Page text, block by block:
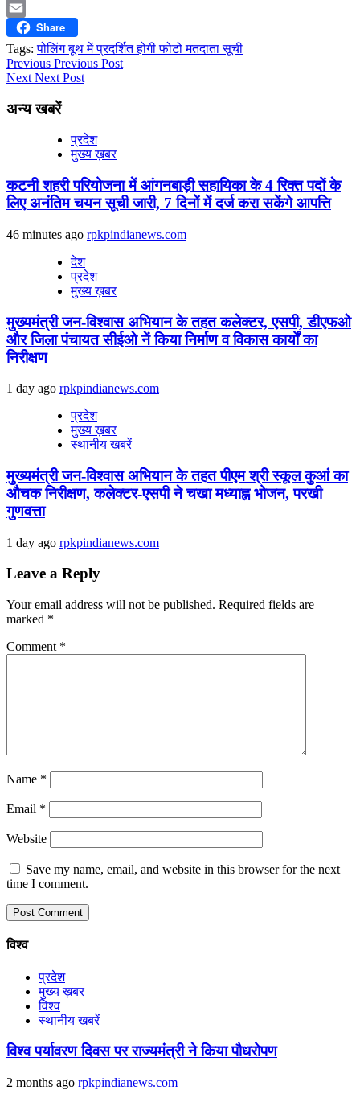
LinkedIn
Email Share
Tags:पोलिंग बूथ में प्रदर्शित होगी फोटो मतदाता सूची
Continue
Reading
Previous Previous Post
Next Next Post
अन्य खबरें
प्रदेश
मुख्य ख़बर
कटनी शहरी परियोजना में आंगनबाड़ी सहायिका के 4 रिक्‍त पदों के
लिए अनंतिम चयन सूची जारी, 7 दिनों में दर्ज करा सकेंगे आपत्ति
46 minutes ago rpkpindianews.com
देश
प्रदेश
मुख्य ख़बर
मुख्यमंत्री जन-विश्वास अभियान के तहत कलेक्टर, एसपी, डीएफओ
और जिला पंचायत सीईओ नें किया निर्माण व विकास कार्यों का
निरीक्षण
1 day ago rpkpindianews.com
प्रदेश
मुख्य ख़बर
स्थानीय खबरें
मुख्यमंत्री जन-विश्वास अभियान के तहत पीएम श्री स्कूल कुआं का
औचक निरीक्षण, कलेक्टर-एसपी ने चखा मध्याह्न भोजन, परखी
गुणवत्ता
1 day ago rpkpindianews.com
Leave a Reply
Your email address will not be published. Required fields are
marked *
Comment *
Name *
Email *
Website
Save my name, email, and website in this browser for the next
time I comment.
विश्व
प्रदेश
मुख्य ख़बर
विश्व
स्थानीय खबरें
विश्व पर्यावरण दिवस पर राज्यमंत्री ने किया पौधरोपण
2 months ago rpkpindianews.com